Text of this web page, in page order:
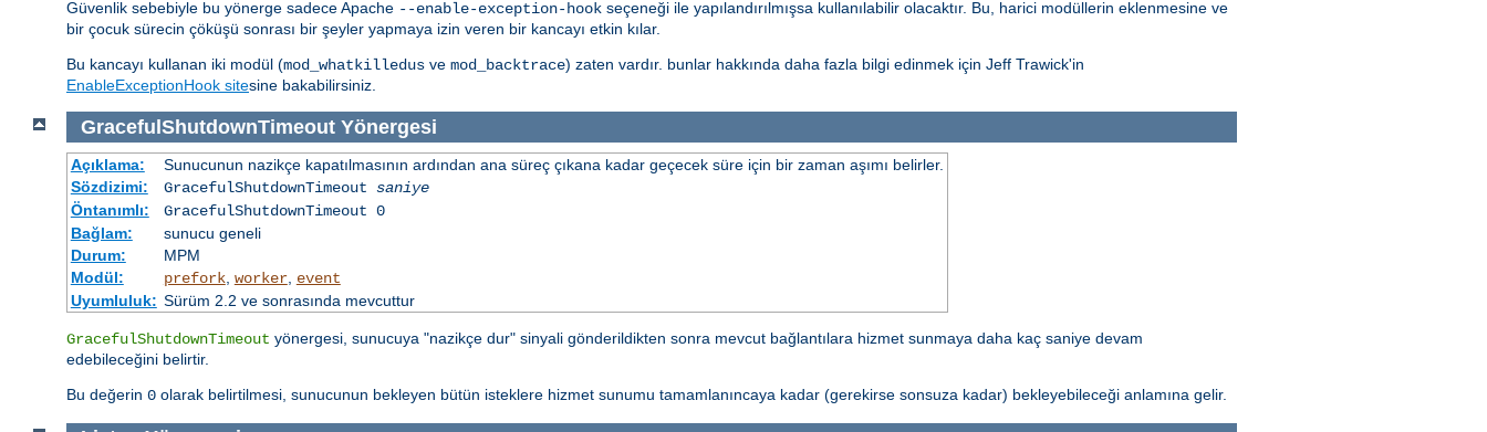
Güvenlik sebebiyle bu yönerge sadece Apache --enable-exception-hook seçeneği ile yapılandırılmışsa kullanılabilir olacaktır. Bu, harici modüllerin eklenmesine ve
bir çocuk sürecin çöküşü sonrası bir şeyler yapmaya izin veren bir kancayı etkin kılar.
Bu kancayı kullanan iki modül (mod_whatkilledus ve mod_backtrace) zaten vardır. bunlar hakkında daha fazla bilgi edinmek için Jeff Trawick'in
EnableExceptionHook sitesine bakabilirsiniz.
GracefulShutdownTimeout Yönergesi
Açıklama:
Sunucunun nazikçe kapatılmasının ardından ana süreç çıkana kadar geçecek süre için bir zaman aşımı belirler.
Sözdizimi:
GracefulShutdownTimeout saniye
Öntanımlı:
GracefulShutdownTimeout 0
Bağlam:
sunucu geneli
Durum:
MPM
Modül:
prefork, worker, event
Uyumluluk: Sürüm 2.2 ve sonrasında mevcuttur
GracefulShutdownTimeout yönergesi, sunucuya "nazikçe dur" sinyali gönderildikten sonra mevcut bağlantılara hizmet sunmaya daha kaç saniye devam
edebileceğini belirtir.
Bu değerin 0 olarak belirtilmesi, sunucunun bekleyen bütün isteklere hizmet sunumu tamamlanıncaya kadar (gerekirse sonsuza kadar) bekleyebileceği anlamına gelir.